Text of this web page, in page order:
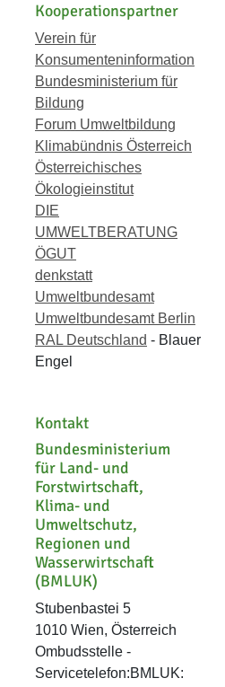
Kooperationspartner
Verein für
Konsumenteninformation
Bundesministerium für
Bildung
Forum Umweltbildung
Klimabündnis Österreich
Österreichisches
Ökologieinstitut
DIE
UMWELTBERATUNG
ÖGUT
denkstatt
Umweltbundesamt
Umweltbundesamt Berlin
RAL Deutschland - Blauer
Engel
Kontakt
Bundesministerium
für Land- und
Forstwirtschaft,
Klima- und
Umweltschutz,
Regionen und
Wasserwirtschaft
(BMLUK)
Stubenbastei 5
1010 Wien, Österreich
Ombudsstelle -
Servicetelefon:BMLUK: